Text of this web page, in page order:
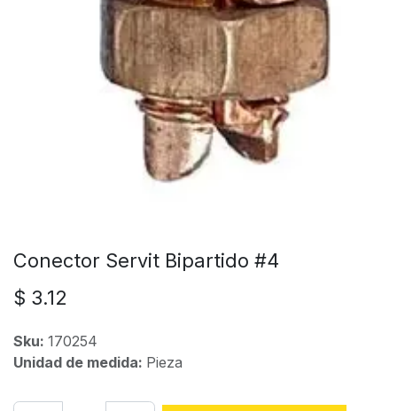
Conector Servit Bipartido #4
$ 3.12
Sku: 170254
Unidad de medida: Pieza